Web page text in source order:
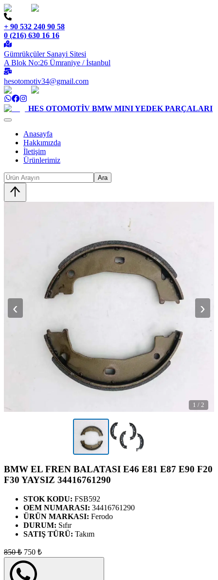
+ 90 532 240 90 58
0 (216) 630 16 16
Gümrükçüler Sanayi Sitesi
A Blok No:26 Ümraniye / İstanbul
hesotomotiv34@gmail.com
HES OTOMOTİV BMW MINI YEDEK PARÇALARI
Anasayfa
Hakkımızda
İletişim
Ürünlerimiz
Ara
‹ ›
1 / 2
BMW EL FREN BALATASI E46 E81 E87 E90 F20
F30 YAYSIZ 34416761290
STOK KODU: FSB592
OEM NUMARASI: 34416761290
ÜRÜN MARKASI: Ferodo
DURUM: Sıfır
SATIŞ TÜRÜ: Takım
850₺ 750 ₺